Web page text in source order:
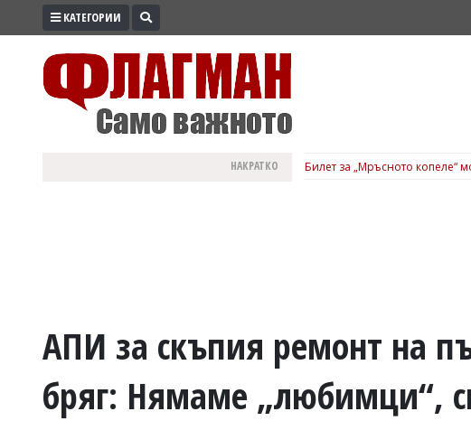
ПРОМО
ВОЙНАТА
УКРАЙНА
КАТЕГОРИИ
НАКРАТКО Билет за „Мръсното копеле“
АПИ за скъпия ремонт на
бряг: Нямаме „любимци“,